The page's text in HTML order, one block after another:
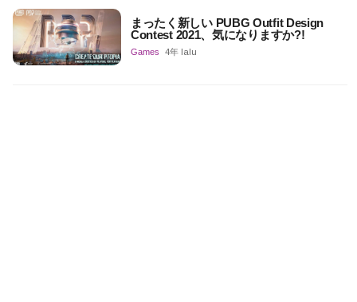
まったく新しい PUBG Outfit Design
Contest 2021、気になりますか?!
Games 4年 lalu